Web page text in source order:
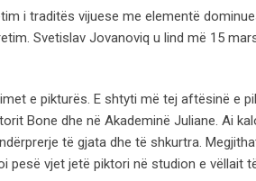
i traditës vijuese me elementë
Svetislav Jovanoviq u lind më 15
e pikturës. E shtyti më tej aftësinë e
Bone dhe në Akademinë Juliane. Ai
të gjata dhe të shkurtra.
pesë vjet jetë piktori në studion e vëllait